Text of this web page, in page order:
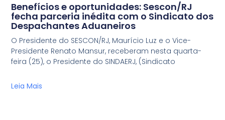
Benefícios e oportunidades: Sescon/RJ
fecha parceria inédita com o Sindicato dos
Despachantes Aduaneiros
O Presidente do SESCON/RJ, Maurício Luz e o Vice-
Presidente Renato Mansur, receberam nesta quarta-
feira (25), o Presidente do SINDAERJ, (Sindicato
Leia Mais